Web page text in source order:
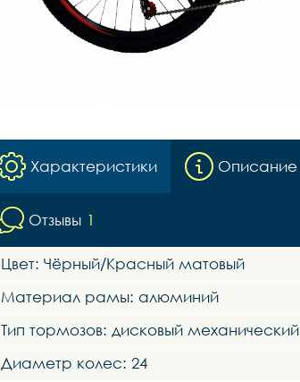
Характеристики Описание
Отзывы 1
Цвет: Чёрный/Красный матовый
Материал рамы: алюминий
Тип тормозов: дисковый механический
Диаметр колес: 24